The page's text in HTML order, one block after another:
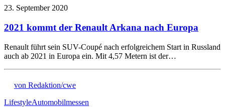
23. September 2020
2021 kommt der Renault Arkana nach Europa
Renault führt sein SUV-Coupé nach erfolgreichem Start in Russland
auch ab 2021 in Europa ein. Mit 4,57 Metern ist der…
von Redaktion/cwe
LifestyleAutomobilmessen